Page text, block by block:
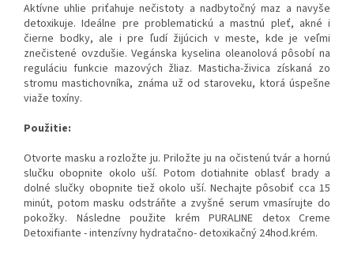
Aktívne uhlie priťahuje nečistoty a nadbytočný maz a navyše
detoxikuje. Ideálne pre problematickú a mastnú pleť, akné i
čierne bodky, ale i pre ľudí žijúcich v meste, kde je veľmi
znečistené ovzdušie. Vegánska kyselina oleanolová pôsobí na
reguláciu funkcie mazových žliaz. Masticha-živica získaná zo
stromu mastichovníka, známa už od staroveku, ktorá úspešne
viaže toxíny.
Použitie:
Otvorte masku a rozložte ju. Priložte ju na očistenú tvár a hornú
slučku obopnite okolo uší. Potom dotiahnite oblasť brady a
dolné slučky obopnite tiež okolo uší. Nechajte pôsobiť cca 15
minút, potom masku odstráňte a zvyšné serum vmasírujte do
pokožky. Následne použite krém PURALINE detox Creme
Detoxifiante - intenzívny hydratačno- detoxikačný 24hod.krém.